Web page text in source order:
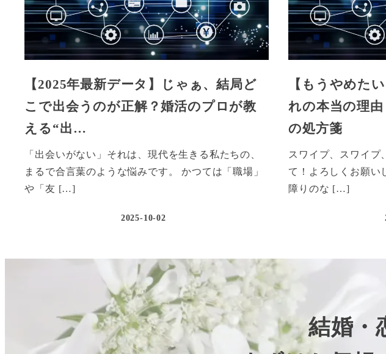
【2025年最新データ】じゃぁ、結局ど
こで出会うのが正解？婚活のプロが教
える“出…
「出会いがない」それは、現代を生きる私たちの、
まるで合言葉のような悩みです。 かつては「職場」
や「友 […]
2025-10-02
【もうやめた
れの本当の理
の処方箋
スワイプ、スワイ
て！よろしくお願い
障りのな […]
結婚・